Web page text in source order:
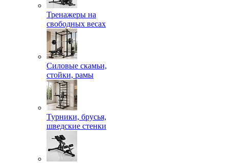
Тренажеры на
свободных весах
Силовые скамьи,
стойки, рамы
Турники, брусья,
шведские стенки